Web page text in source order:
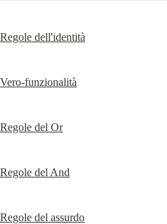
Regole dell'identità
Vero-funzionalità
Regole del Or
Regole del And
Regole del assurdo